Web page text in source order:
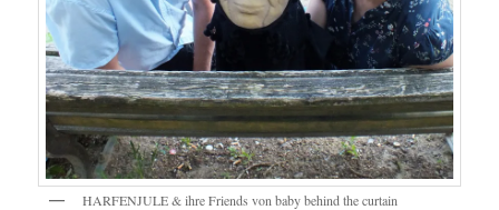
HARFENJULE & ihre Friends von baby behind the curtain